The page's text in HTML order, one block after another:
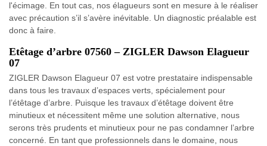
l'écimage. En tout cas, nos élagueurs sont en mesure à le réaliser
avec précaution s’il s’avère inévitable. Un diagnostic préalable est
donc à faire.
Etêtage d’arbre 07560 – ZIGLER Dawson Elagueur
07
ZIGLER Dawson Elagueur 07 est votre prestataire indispensable
dans tous les travaux d’espaces verts, spécialement pour
l’étêtage d’arbre. Puisque les travaux d’étêtage doivent être
minutieux et nécessitent même une solution alternative, nous
serons très prudents et minutieux pour ne pas condamner l’arbre
concerné. En tant que professionnels dans le domaine, nous